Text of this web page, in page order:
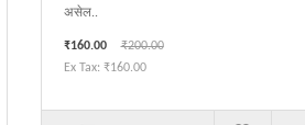
असेल..
₹160.00
₹200.00
Ex Tax: ₹160.00